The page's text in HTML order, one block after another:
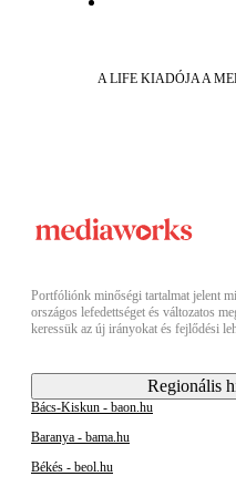
A LIFE KIADÓJA A
Portfóliónk minőségi tartalmat jelent
országos lefedettséget és változatos
keressük az új irányokat és fejlődési
Regionális
Bács-Kiskun - baon.hu
Baranya - bama.hu
Békés - beol.hu